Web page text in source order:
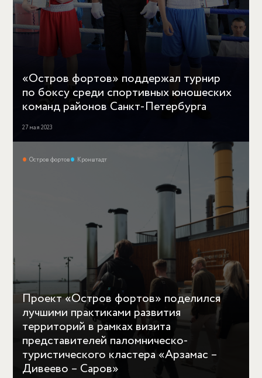
«Остров фортов» поддержал турнир
по боксу среди спортивных юношеских
команд районов Санкт-Петербурга
27 мая 2023
Остров фортов Кронштадт
Проект «Остров фортов» поделился
лучшими практиками развития
территорий в рамках визита
представителей паломническо-
туристического кластера «Арзамас –
Дивеево – Саров»